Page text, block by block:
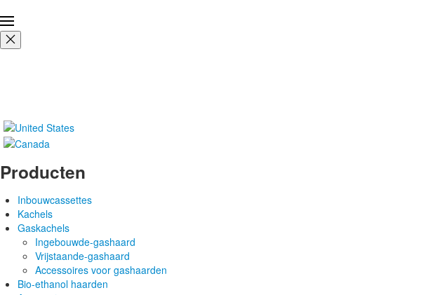
Producten
Inbouwcassettes
Kachels
Gaskachels
Ingebouwde-gashaard
Vrijstaande-gashaard
Accessoires voor gashaarden
Bio-ethanol haarden